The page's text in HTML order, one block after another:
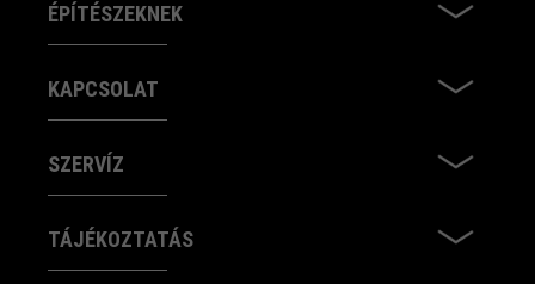
ÉPÍTÉSZEKNEK
KAPCSOLAT
SZERVÍZ
TÁJÉKOZTATÁS